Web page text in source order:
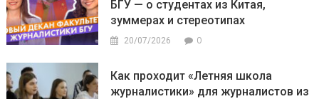
БГУ — о студентах из Китая,
зуммерах и стереотипах
20/07/2026 0
Как проходит «Летняя школа
журналистики» для журналистов из